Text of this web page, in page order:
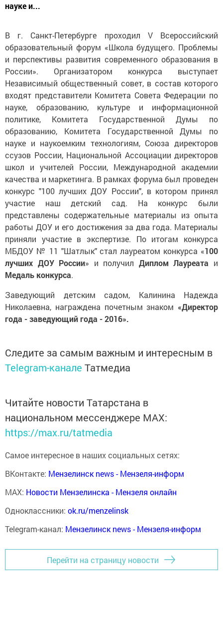
науке и...
В г. Санкт-Петербурге проходил V Всероссийский
образовательный форум «Школа будущего. Проблемы
и перспективы развития современного образования в
России». Организатором конкурса выступает
Независимый общественный совет, в состав которого
входят представители Комитета Совета Федерации по
науке, образованию, культуре и информационной
политике, Комитета Государственной Думы по
образованию, Комитета Государственной Думы по
науке и наукоемким технологиям, Союза директоров
ссузов России, Национальной Ассоциации директоров
школ и учителей России, Международной академии
качества и маркетинга. В рамках форума был проведен
конкурс "100 лучших ДОУ России", в котором принял
участие наш детский сад. На конкурс были
представлены содержательные материалы из опыта
работы ДОУ и его достижения за два года. Материалы
приняли участие в экспертизе. По итогам конкурса
МБДОУ № 11 "Шатлык" стал лауреатом конкурса «100
лучших ДОУ России» и получил Диплом Лауреата и
Медаль конкурса.
Заведующий детским садом, Калинина Надежда
Николаевна, награждена почетным знаком «Директор
года - заведующий года - 2016».
Следите за самым важным и интересным в
Telegram-канале Татмедиа
Читайте новости Татарстана в
национальном мессенджере MАХ:
https://max.ru/tatmedia
Самое интересное в наших социальных сетях:
ВКонтакте: Мензелинск news - Мензеля-информ
MAX: Новости Мензелинска - Мензеля онлайн
Одноклассники: ok.ru/menzelinsk
Telegram-канал: Мензелинск news - Мензеля-информ
Перейти на страницу новости